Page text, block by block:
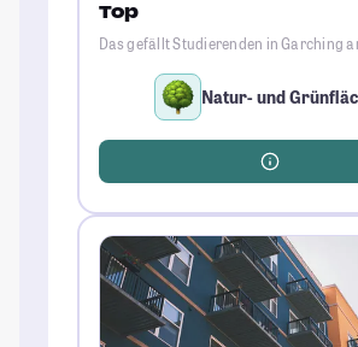
Top
Das gefällt Studierenden in Garching
Natur- und